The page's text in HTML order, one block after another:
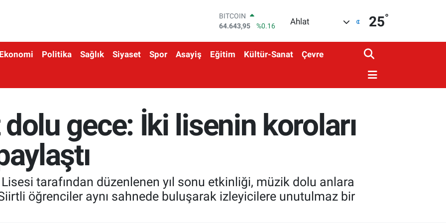
DOLAR
47,6006
%0.06
STERLİN
BITCOIN
64.643,95
%0.16
Ahlat 25°
Ekonomi Politika Sağlık Siyaset Spor Asayiş Eğitim Kültür-Sanat Çevre
gece: İki lisenin koroları
tarafından düzenlenen yıl sonu etkinliği, müzik dolu anlara
öğrenciler aynı sahnede buluşarak izleyicilere unutulmaz bir